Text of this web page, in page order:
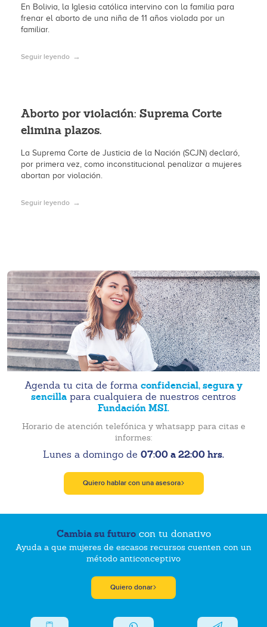
En Bolivia, la Iglesia católica intervino con la familia para
frenar el aborto de una niña de 11 años violada por un
familiar.
Seguir leyendo
Aborto por violación: Suprema Corte
elimina plazos.
La Suprema Corte de Justicia de la Nación (SCJN) declaró,
por primera vez, como inconstitucional penalizar a mujeres
abortan por violación.
Seguir leyendo
Agenda tu cita de forma confidencial, segura y
sencilla para cualquiera de nuestros centros
Fundación MSI.
Horario de atención telefónica y whatsapp para citas e
informes:
Lunes a domingo de 07:00 a 22:00 hrs.
Quiero hablar con una asesora
Cambia su futurocon tu donativo
Ayuda a que mujeres de escasos recursos cuenten con un
método anticonceptivo
Quiero donar